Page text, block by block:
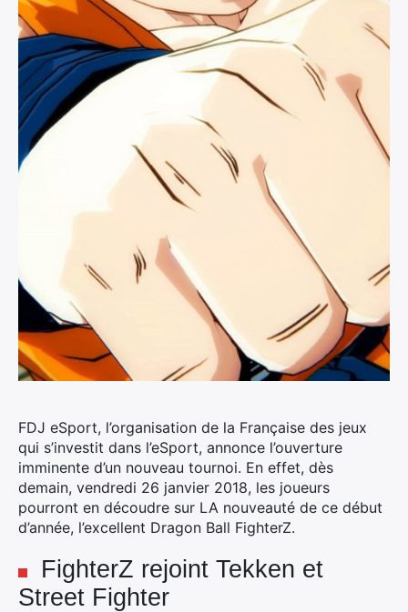
FDJ eSport, l’organisation de la Française des jeux
qui s’investit dans l’eSport, annonce l’ouverture
imminente d’un nouveau tournoi. En effet, dès
demain, vendredi 26 janvier 2018, les joueurs
pourront en découdre sur LA nouveauté de ce début
d’année, l’excellent Dragon Ball FighterZ.
FighterZ rejoint Tekken et
Street Fighter